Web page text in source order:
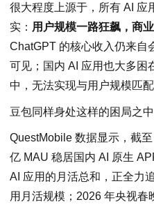
很大程度上源于，所有 AI 应
实： 用户规模一路狂飙，商
ChatGPT 的核心收入仍来自
可见；国内 AI 应用也大多困
中，无法实现与用户规模匹配
豆包同样身处这样的困局之中
QuestMobile 数据显示，截
亿 MAU 稳居国内 AI 原生
AI 应用的月活总和，正全力
用月活规模；2026 年央视